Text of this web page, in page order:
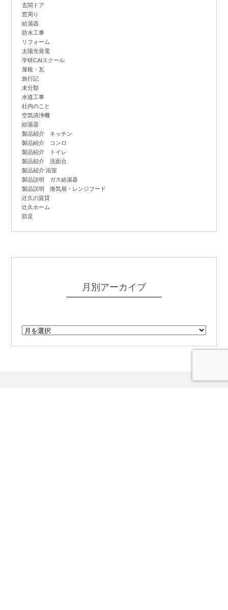
玄関ドア
窓周り
給湯器
防水工事
リフォーム
太陽光発電
学研CAIスクール
屋根・瓦
旅行記
未分類
水道工事
社内のこと
空気清浄機
給湯器
製品紹介 キッチン
製品紹介 コンロ
製品紹介 トイレ
製品紹介 洗面台
製品紹介 浴室
製品説明 ガス給湯器
製品説明 換気扇・レンジフード
辻久の賃貸
辻久ホーム
防災
月別アーカイブ